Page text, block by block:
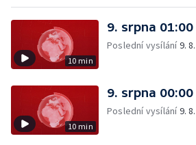
10 min
9. srpna 01:00
Poslední vysílání9.
10 min
9. srpna 00:00
Poslední vysílání9.